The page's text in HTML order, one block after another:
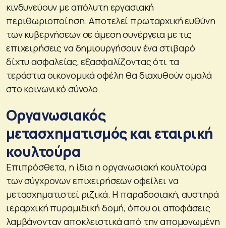
κινδυνεύουν με απόλυτη εργασιακή
περιθωριοποίηση. Αποτελεί πρωταρχική ευθύνη
των κυβερνήσεων σε άμεση συνέργεια με τις
επιχειρήσεις να δημιουργήσουν ένα στιβαρό
δίχτυ ασφαλείας, εξασφαλίζοντας ότι τα
τεράστια οικονομικά οφέλη θα διαχυθούν ομαλά
στο κοινωνικό σύνολο.
Οργανωσιακός
μετασχηματισμός και εταιρική
κουλτούρα
Επιπρόσθετα, η ίδια η οργανωσιακή κουλτούρα
των σύγχρονων επιχειρήσεων οφείλει να
μετασχηματιστεί ριζικά. Η παραδοσιακή, αυστηρά
ιεραρχική πυραμιδική δομή, όπου οι αποφάσεις
λαμβάνονταν αποκλειστικά από την απομονωμένη